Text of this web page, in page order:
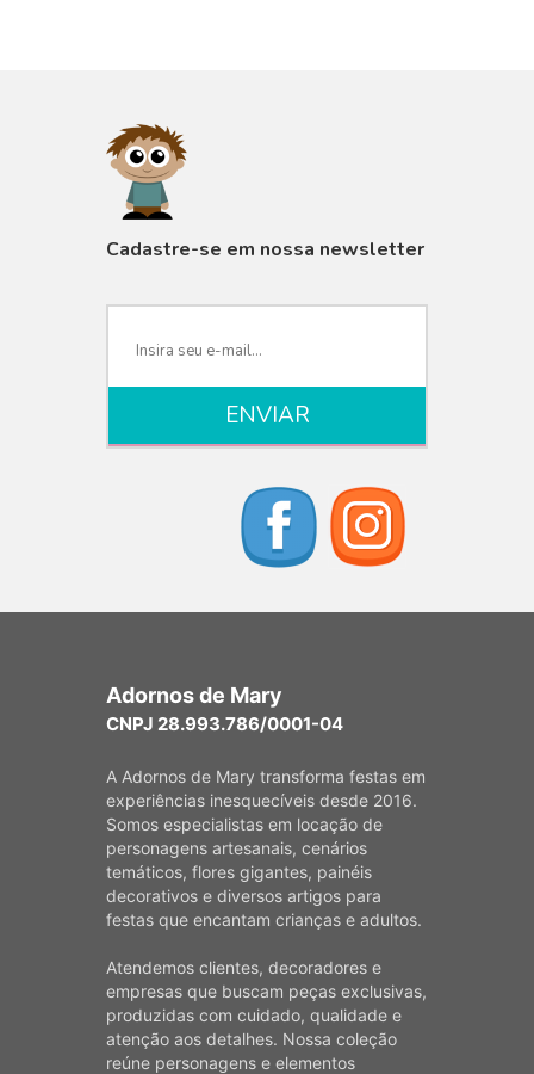
Cadastre-se em nossa newsletter
Adornos de Mary
CNPJ 28.993.786/0001-04
A Adornos de Mary transforma festas em
experiências inesquecíveis desde 2016.
Somos especialistas em locação de
personagens artesanais, cenários
temáticos, flores gigantes, painéis
decorativos e diversos artigos para
festas que encantam crianças e adultos.
Atendemos clientes, decoradores e
empresas que buscam peças exclusivas,
produzidas com cuidado, qualidade e
atenção aos detalhes. Nossa coleção
reúne personagens e elementos